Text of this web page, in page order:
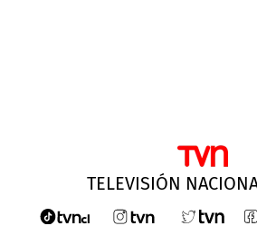
TELEVISIÓN